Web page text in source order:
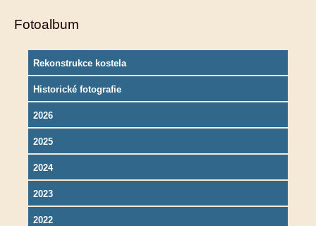
Fotoalbum
Rekonstrukce kostela
Historické fotografie
2026
2025
2024
2023
2022